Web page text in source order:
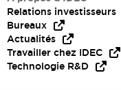
Relations investisseurs
Bureaux
Actualités
Travailler chez IDEC
Technologie R&D